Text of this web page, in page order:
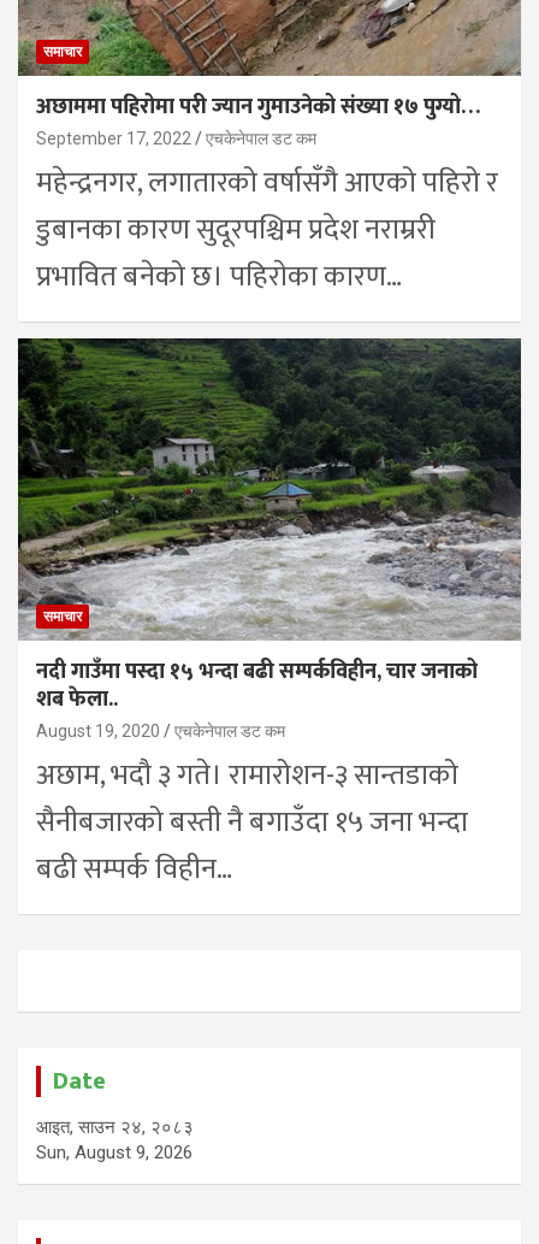
समाचार
अछाममा पहिरोमा परी ज्यान गुमाउनेको संख्या १७ पुग्यो…
September 17, 2022 एचकेनेपाल डट कम
महेन्द्रनगर, लगातारको वर्षासँगै आएको पहिरो र
डुबानका कारण सुदूरपश्चिम प्रदेश नराम्ररी
प्रभावित बनेको छ। पहिराेका कारण…
समाचार
नदी गाउँमा पस्दा १५ भन्दा बढी सम्पर्कविहीन, चार जनाको
शब फेला..
August 19, 2020 एचकेनेपाल डट कम
अछाम, भदौ ३ गते। रामारोशन-३ सान्तडाको
सैनीबजारको बस्ती नै बगाउँदा १५ जना भन्दा
बढी सम्पर्क विहीन…
Date
आइत, साउन २४, २०८३
Sun, August 9, 2026